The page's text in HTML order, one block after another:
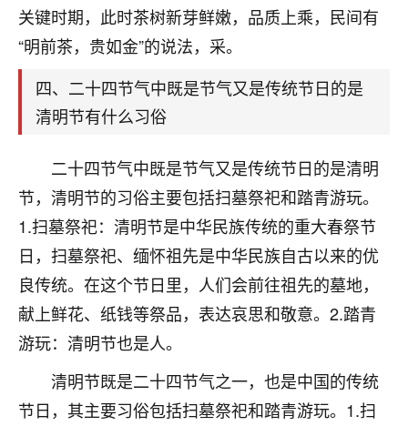
关键时期，此时茶树新芽鲜嫩，品质上乘，民间有
“明前茶，贵如金”的说法，采。
四、二十四节气中既是节气又是传统节日的是
清明节有什么习俗
二十四节气中既是节气又是传统节日的是清明
节，清明节的习俗主要包括扫墓祭祀和踏青游玩。
1.扫墓祭祀：清明节是中华民族传统的重大春祭节
日，扫墓祭祀、缅怀祖先是中华民族自古以来的优
良传统。在这个节日里，人们会前往祖先的墓地，
献上鲜花、纸钱等祭品，表达哀思和敬意。2.踏青
游玩：清明节也是人。
清明节既是二十四节气之一，也是中国的传统
节日，其主要习俗包括扫墓祭祀和踏青游玩。1.扫
鹿森 ：你可以找老师看看，人有时不服命不行
啊！
是我从找店开始都是找慧来老师跟进的，选
址、风水、还有开业日子，哪哪都看了，虽然
刚找老师做了补财库，希望财运更好一点！
2小时前 来自海南 18
梦醒时分
我女儿高二叛逆，大半年不上学，一说她就要死要活
的，把我们两口子愁的不行，朋友给我推荐的慧来老
师，一开始我是病急乱投医，这半年来，法事一个个
做完，我女儿跟变了个人一样，不期望她能考多好的
大学，只要能安安稳稳的把书读了，身体心理都健健
康康的我就很知足了！
鹿森：可怜天下父母心啊！